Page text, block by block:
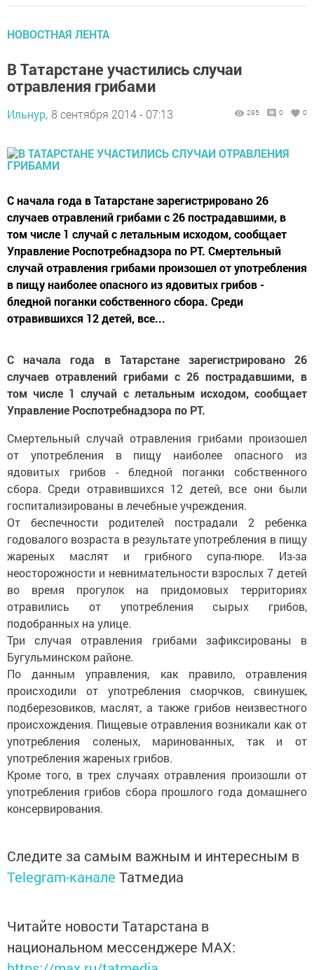
НОВОСТНАЯ ЛЕНТА
В Татарстане участились случаи
отравления грибами
Ильнур, 8 сентября 2014 - 07:13 295 0 0
С начала года в Татарстане зарегистрировано 26
случаев отравлений грибами с 26 пострадавшими, в
том числе 1 случай с летальным исходом, сообщает
Управление Роспотребнадзора по РТ. Смертельный
случай отравления грибами произошел от употребления
в пищу наиболее опасного из ядовитых грибов -
бледной поганки собственного сбора. Среди
отравившихся 12 детей, все...
С начала года в Татарстане зарегистрировано 26
случаев отравлений грибами с 26 пострадавшими, в
том числе 1 случай с летальным исходом, сообщает
Управление Роспотребнадзора по РТ.
Смертельный случай отравления грибами произошел
от употребления в пищу наиболее опасного из
ядовитых грибов - бледной поганки собственного
сбора. Среди отравившихся 12 детей, все они были
госпитализированы в лечебные учреждения.
От беспечности родителей пострадали 2 ребенка
годовалого возраста в результате употребления в пищу
жареных маслят и грибного супа-пюре. Из-за
неосторожности и невнимательности взрослых 7 детей
во время прогулок на придомовых территориях
отравились от употребления сырых грибов,
подобранных на улице.
Три случая отравления грибами зафиксированы в
Бугульминском районе.
По данным управления, как правило, отравления
происходили от употребления сморчков, свинушек,
подберезовиков, маслят, а также грибов неизвестного
происхождения. Пищевые отравления возникали как от
употребления соленых, маринованных, так и от
употребления жареных грибов.
Кроме того, в трех случаях отравления произошли от
употребления грибов сбора прошлого года домашнего
консервирования.
Следите за самым важным и интересным в
Telegram-канале Татмедиа
Читайте новости Татарстана в
национальном мессенджере MАХ: